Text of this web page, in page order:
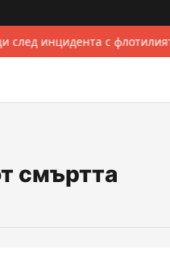
след инцидента с
смъртта